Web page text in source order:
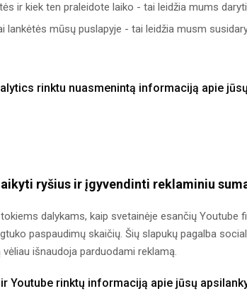
ir kiek ten praleidote laiko - tai leidžia mums
lankėtės mūsų puslapyje - tai leidžia musm
rinktu nuasmenintą informaciją apie
ryšius ir įgyvendinti reklaminiu
dalykams, kaip svetainėje esančių Youtube
paspaudimų skaičių. Šių slapukų pagalba
išnaudoja parduodami reklamą.
Youtube rinktų informaciją apie jūsų